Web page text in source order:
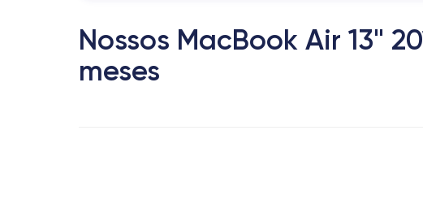
Nossos MacBook Air 13"
meses